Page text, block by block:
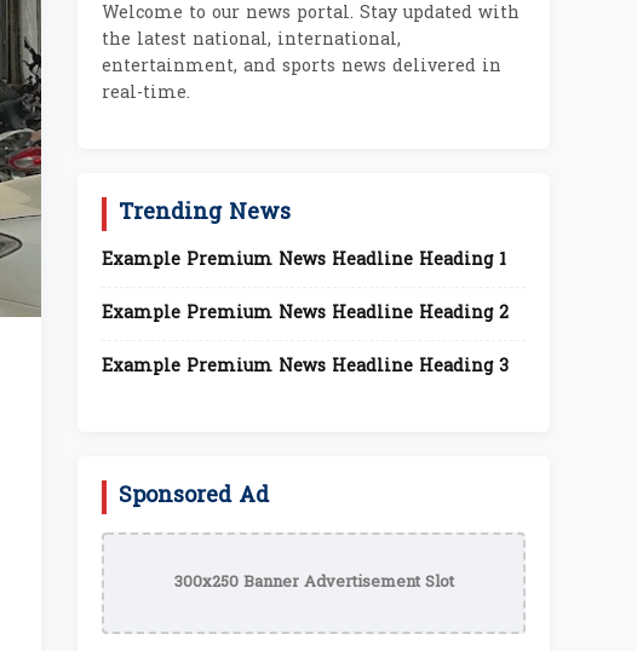
Welcome to our news portal. Stay updated with
the latest national, international,
entertainment, and sports news delivered in
real-time.
Trending News
Example Premium News Headline Heading 1
Example Premium News Headline Heading 2
Example Premium News Headline Heading 3
Sponsored Ad
300x250 Banner Advertisement Slot